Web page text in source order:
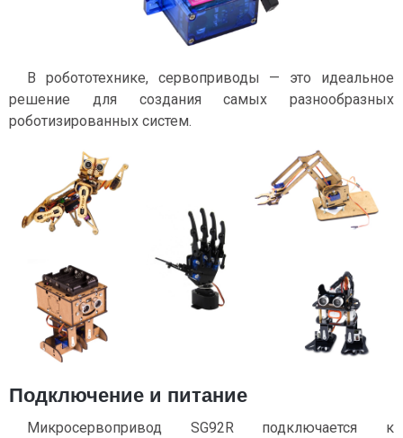
В робототехнике, сервоприводы — это идеальное
решение для создания самых разнообразных
роботизированных систем.
Подключение и питание
Микросервопривод SG92R подключается к